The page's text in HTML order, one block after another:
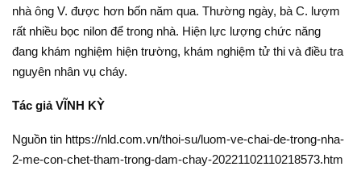
nhà ông V. được hơn bốn năm qua. Thường ngày, bà C. lượm
rất nhiều bọc nilon để trong nhà. Hiện lực lượng chức năng
đang khám nghiệm hiện trường, khám nghiệm tử thi và điều tra
nguyên nhân vụ cháy.
Tác giả VĨNH KỲ
Nguồn tin https://nld.com.vn/thoi-su/luom-ve-chai-de-trong-nha-
2-me-con-chet-tham-trong-dam-chay-20221102110218573.htm